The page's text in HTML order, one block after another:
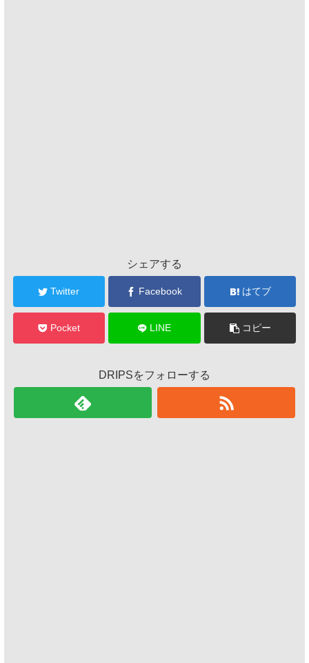
シェアする
Twitter Facebook はてブ
Pocket LINE コピー
DRIPSをフォローする